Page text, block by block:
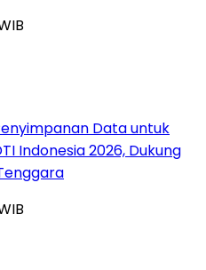
Data untuk
Indonesia 2026, Dukung